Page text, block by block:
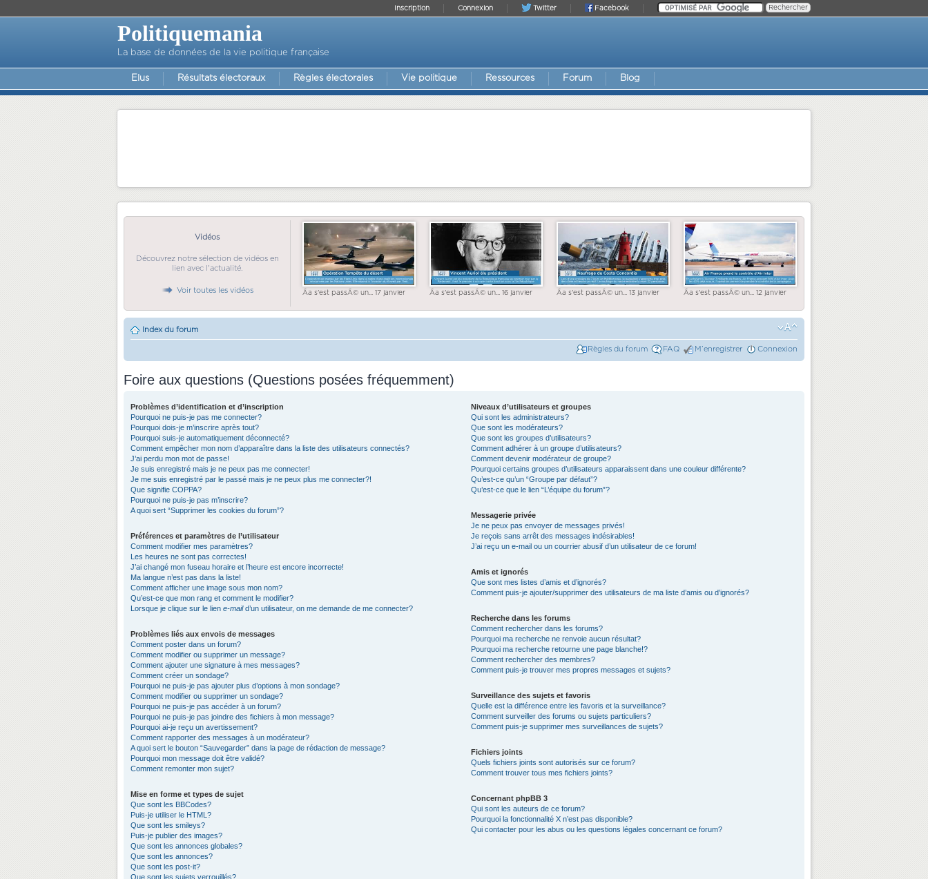
Facebook
Twitter
Connexion
Inscription
Politiquemania
La base de données de la vie politique française
Elus Résultats électoraux Règles électorales Vie politique Ressources Forum Blog
Vidéos
Découvrez notre sélection de vidéos en
lien avec l'actualité.
Voir toutes les vidéos Ãa s'est passÃ© un... 17 janvier Ãa s'est passÃ© un... 16 janvier Ãa s'est passÃ© un... 13 janvier Ãa s'est passÃ© un... 12 janvier
Index du forum
Règles du forum FAQ M’enregistrer Connexion
Foire aux questions (Questions posées fréquemment)
Problèmes d’identification et d’inscription
Pourquoi ne puis-je pas me connecter?
Pourquoi dois-je m’inscrire après tout?
Pourquoi suis-je automatiquement déconnecté?
Comment empêcher mon nom d’apparaître dans la liste des utilisateurs connectés?
J’ai perdu mon mot de passe!
Je suis enregistré mais je ne peux pas me connecter!
Je me suis enregistré par le passé mais je ne peux plus me connecter?!
Que signifie COPPA?
Pourquoi ne puis-je pas m’inscrire?
A quoi sert “Supprimer les cookies du forum”?
Préférences et paramètres de l’utilisateur
Comment modifier mes paramètres?
Les heures ne sont pas correctes!
J’ai changé mon fuseau horaire et l’heure est encore incorrecte!
Ma langue n’est pas dans la liste!
Comment afficher une image sous mon nom?
Qu’est-ce que mon rang et comment le modifier?
Lorsque je clique sur le lien e-maild’un utilisateur, on me demande de me connecter?
Problèmes liés aux envois de messages
Comment poster dans un forum?
Comment modifier ou supprimer un message?
Comment ajouter une signature à mes messages?
Comment créer un sondage?
Pourquoi ne puis-je pas ajouter plus d’options à mon sondage?
Comment modifier ou supprimer un sondage?
Pourquoi ne puis-je pas accéder à un forum?
Pourquoi ne puis-je pas joindre des fichiers à mon message?
Pourquoi ai-je reçu un avertissement?
Comment rapporter des messages à un modérateur?
A quoi sert le bouton “Sauvegarder” dans la page de rédaction de message?
Pourquoi mon message doit être validé?
Comment remonter mon sujet?
Mise en forme et types de sujet
Que sont les BBCodes?
Puis-je utiliser le HTML?
Que sont les smileys?
Puis-je publier des images?
Que sont les annonces globales?
Que sont les annonces?
Que sont les post-it?
Que sont les sujets verrouillés?
Niveaux d’utilisateurs et groupes
Qui sont les administrateurs?
Que sont les modérateurs?
Que sont les groupes d’utilisateurs?
Comment adhérer à un groupe d’utilisateurs?
Comment devenir modérateur de groupe?
Pourquoi certains groupes d’utilisateurs apparaissent dans une couleur différente?
Qu’est-ce qu’un “Groupe par défaut”?
Qu’est-ce que le lien “L’équipe du forum”?
Messagerie privée
Je ne peux pas envoyer de messages privés!
Je reçois sans arrêt des messages indésirables!
J’ai reçu un e-mail ou un courrier abusif d’un utilisateur de ce forum!
Amis et ignorés
Que sont mes listes d’amis et d’ignorés?
Comment puis-je ajouter/supprimer des utilisateurs de ma liste d’amis ou d’ignorés?
Recherche dans les forums
Comment rechercher dans les forums?
Pourquoi ma recherche ne renvoie aucun résultat?
Pourquoi ma recherche retourne une page blanche!?
Comment rechercher des membres?
Comment puis-je trouver mes propres messages et sujets?
Surveillance des sujets et favoris
Quelle est la différence entre les favoris et la surveillance?
Comment surveiller des forums ou sujets particuliers?
Comment puis-je supprimer mes surveillances de sujets?
Fichiers joints
Quels fichiers joints sont autorisés sur ce forum?
Comment trouver tous mes fichiers joints?
Concernant phpBB 3
Qui sont les auteurs de ce forum?
Pourquoi la fonctionnalité X n’est pas disponible?
Qui contacter pour les abus ou les questions légales concernant ce forum?